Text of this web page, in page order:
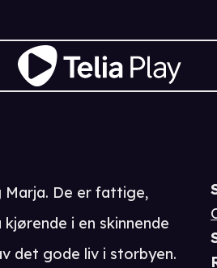
Marja. De er fattige,
i en skinnende
det gode liv i storbyen.